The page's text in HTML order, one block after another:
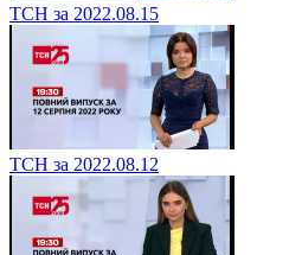
ТСН за 2022.08.15
ТСН за 2022.08.12